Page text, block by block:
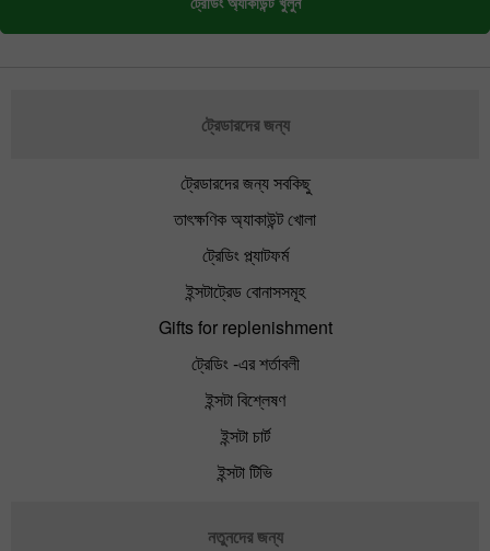
ট্রেডারদের জন্য
ট্রেডারদের জন্য সবকিছু
তাৎক্ষণিক অ্যাকাউন্ট খোলা
ট্রেডিং প্ল্যাটফর্ম
ইন্সটাট্রেড বোনাসসমূহ
Gifts for replenishment
ট্রেডিং -এর শর্তাবলী
ইন্সটা বিশ্লেষণ
ইন্সটা চার্ট
ইন্সটা টিভি
নতুনদের জন্য